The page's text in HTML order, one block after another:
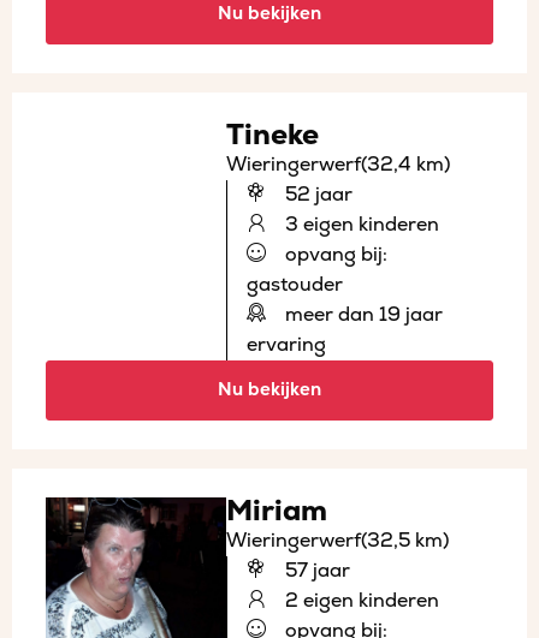
Nu bekijken
Tineke
Wieringerwerf(32,4 km)
52 jaar
3 eigen kinderen
opvang bij:
gastouder
meer dan 19 jaar
ervaring
Nu bekijken
Miriam
Wieringerwerf(32,5 km)
57 jaar
2 eigen kinderen
opvang bij: